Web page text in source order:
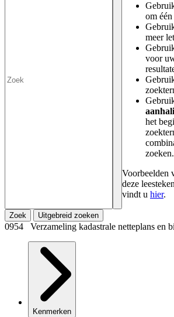
om
meer
voor
het
zoeken.
Voorbeelden
deze
vindt u hier.
Zoek Uitgebreid zoeken
0954 Verzameling kadastrale netteplans en
Kenmerken